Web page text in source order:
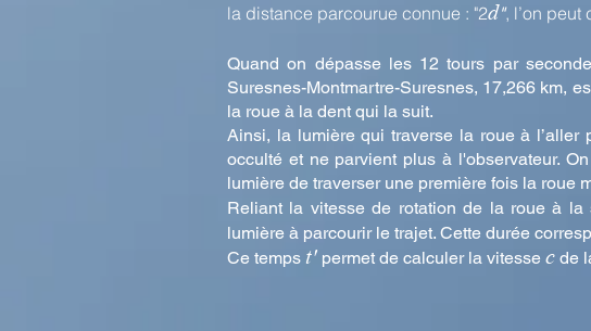
la distance parcourue connue : "2d", l’on
Quand on dépasse les 12 tours par
Suresnes-Montmartre-Suresnes, 17,266 km,
la roue à la dent qui la suit.
Ainsi, la lumière qui traverse la roue à
occulté et ne parvient plus à l'observateur.
lumière de traverser une première fois la roue
Reliant la vitesse de rotation de la roue à la
lumière à parcourir le trajet. Cette durée
Ce temps t' permet de calculer la vitesse c de